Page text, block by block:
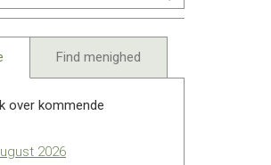
Find menighed
over kommende
2026